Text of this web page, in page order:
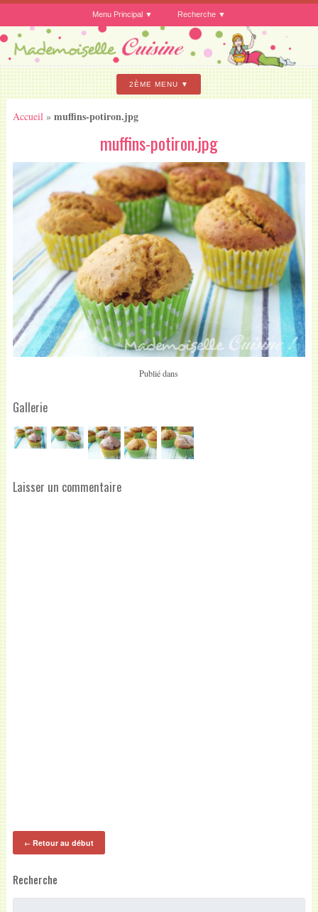
Menu Principal Recherche
2ÈME MENU
Accueil » muffins-potiron.jpg
muffins-potiron.jpg
Publié dans
Gallerie
Laisser un commentaire
←Retour au début
Recherche